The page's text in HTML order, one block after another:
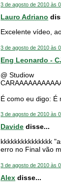
3 de agosto de 2010 às
Lauro Adriano
Excelente vídeo,
3 de agosto de 2010 às
Eng Leonardo -
@ Studiow
É como eu digo: É
3 de agosto de 2010 às
Davide disse...
kkkkkkkkkkkkkkk
erro no Final vão
3 de agosto de 2010 às
Alex disse...